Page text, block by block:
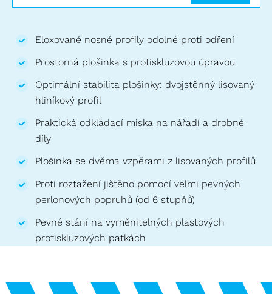
Eloxované nosné profily odolné proti odření
Prostorná plošinka s protiskluzovou úpravou
Optimální stabilita plošinky: dvojstěnný lisovaný
hliníkový profil
Praktická odkládací miska na nářadí a drobné
díly
Plošinka se dvěma vzpěrami z lisovaných profilů
Proti roztažení jištěno pomocí velmi pevných
perlonových popruhů (od 6 stupňů)
Pevné stání na vyměnitelných plastových
protiskluzových patkách